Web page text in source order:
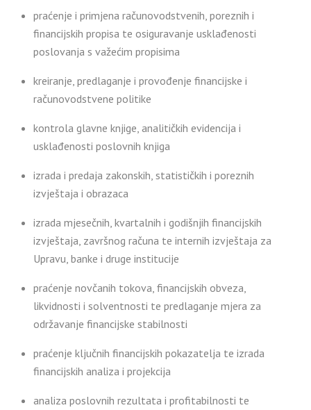
praćenje i primjena računovodstvenih, poreznih i
financijskih propisa te osiguravanje usklađenosti
poslovanja s važećim propisima
kreiranje, predlaganje i provođenje financijske i
računovodstvene politike
kontrola glavne knjige, analitičkih evidencija i
usklađenosti poslovnih knjiga
izrada i predaja zakonskih, statističkih i poreznih
izvještaja i obrazaca
izrada mjesečnih, kvartalnih i godišnjih financijskih
izvještaja, završnog računa te internih izvještaja za
Upravu, banke i druge institucije
praćenje novčanih tokova, financijskih obveza,
likvidnosti i solventnosti te predlaganje mjera za
održavanje financijske stabilnosti
praćenje ključnih financijskih pokazatelja te izrada
financijskih analiza i projekcija
analiza poslovnih rezultata i profitabilnosti te